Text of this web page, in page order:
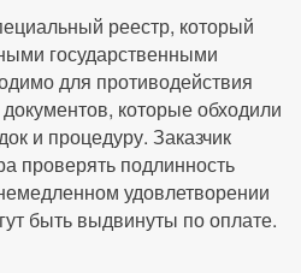
реестр, который
государственными
для противодействия
которые обходили
и процедуру. Заказчик
проверять подлинность
удовлетворении
быть выдвинуты по оплате.